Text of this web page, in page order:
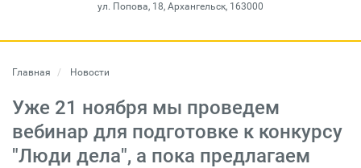
ул. Попова, 18, Архангельск, 163000
Главная Новости
Уже 21 ноября мы проведем
вебинар для подготовке к конкурсу
"Люди дела", а пока предлагаем